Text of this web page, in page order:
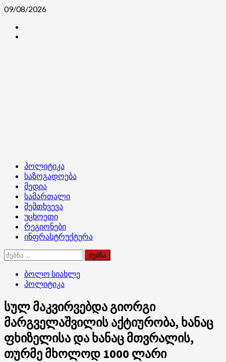
Skip
content
09/08/2026
Primary
Menu
პოლიტიკა
საზოგადოება
მედია
სამართალი
შემთხვევა
უცხოეთი
რეგიონები
ინფრასტრუქტურა
ძებნა:
ბოლო სიახლე
პოლიტიკა
სულ მაკვირვებდა გიორგი
მარგველაშვილის აქტიურობა, ხანაც
ფხიზელისა და ხანაც მთვრალის,
თურმე მხოლოდ 1000 ლარი